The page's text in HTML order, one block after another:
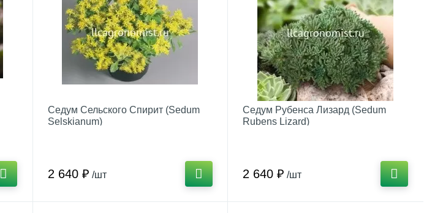
Седум Сельского Спирит (Sedum
Selskianum)
2 640 ₽ /шт
Седум Рубенса Лизард (Sedum
Rubens Lizard)
2 640 ₽ /шт